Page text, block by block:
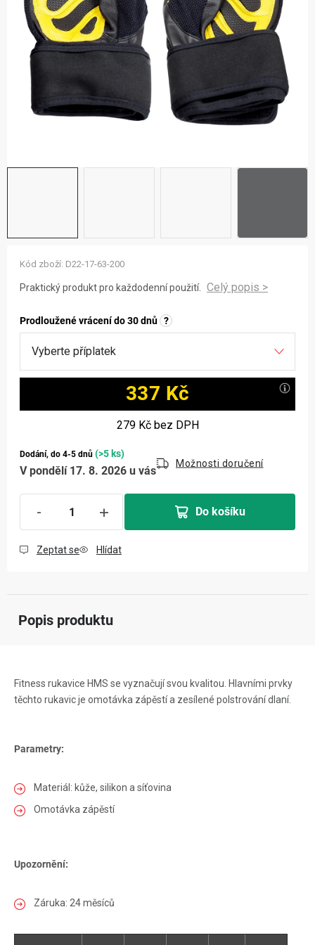
NOVINKY
OSTATNÍ
12 důvodů proč Gigamat Možnosti dopravy
Kontakt
Praktický produkt pro každodenní použití.
Prodloužené vrácení do 30 dnů ?
337 Kč
279 Kčbez DPH
Dodání, do 4-5 dnů (>5 ks)
V pondělí 17. 8. 2026 u vás
Možnosti doručení
Do košíku
Kód zboží: D22-17-63-200
Zeptat se Hlídat
Popis produktu
Fitness rukavice HMS se vyznačují svou kvalitou. Hlavními prvky
těchto rukavic je omotávka zápěstí a zesílené polstrování dlaní.
Parametry:
Materiál: kůže, silikon a síťovina
Omotávka zápěstí
Upozornění:
Záruka: 24 měsíců